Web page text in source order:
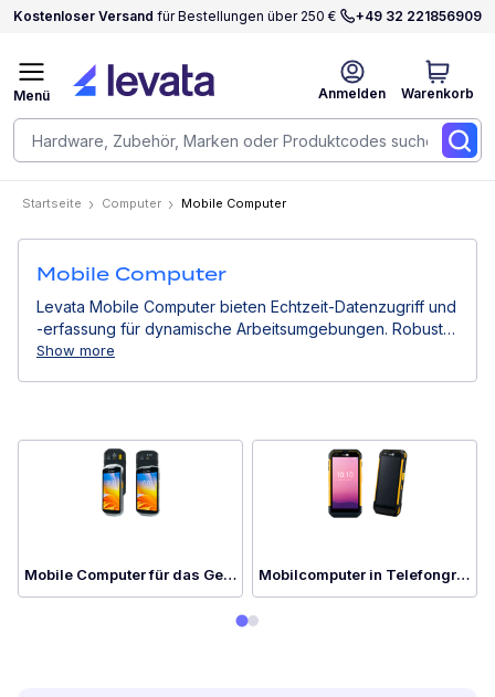
Kostenloser Versand für Bestellungen über 250 € +49 32 221856909
Anmelden Warenkorb
Menü
Startseite Computer Mobile Computer
Mobile Computer
Levata Mobile Computer bieten Echtzeit-Datenzugriff und
-erfassung für dynamische Arbeitsumgebungen. Robust,
tragbar und vernetzt, sind sie ideal für Logistik,
Show more
Mobile Computer für das Gesundheitswesen Mobilcomputer in Telefongröße